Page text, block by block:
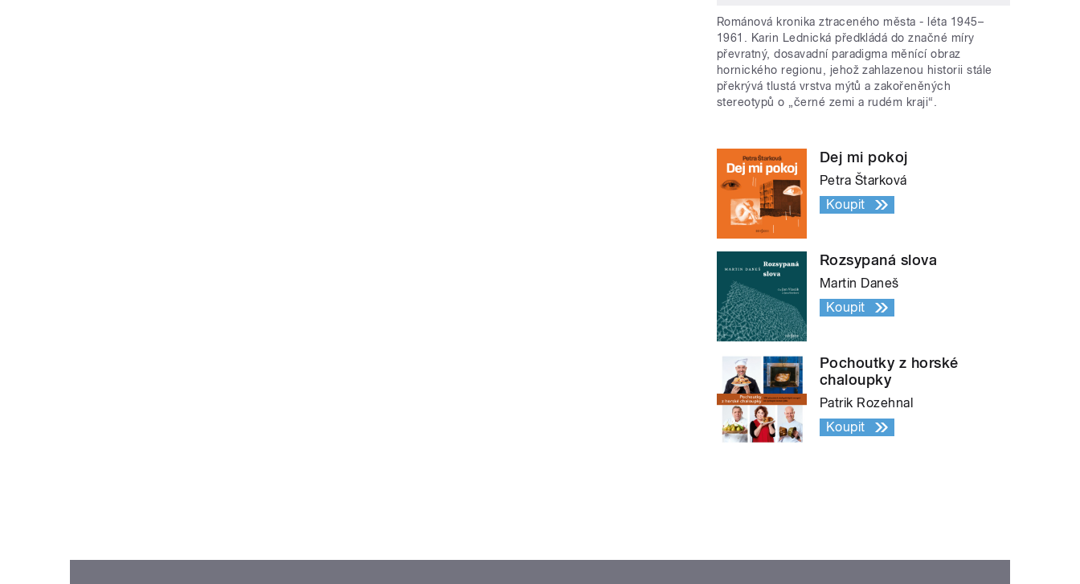
Románová kronika ztraceného města - léta 1945–
1961. Karin Lednická předkládá do značné míry
převratný, dosavadní paradigma měnící obraz
hornického regionu, jehož zahlazenou historii stále
překrývá tlustá vrstva mýtů a zakořeněných
stereotypů o „černé zemi a rudém kraji“.
Dej mi pokoj
Petra Štarková
Koupit
Rozsypaná slova
Martin Daneš
Koupit
Pochoutky z horské
chaloupky
Patrik Rozehnal
Koupit